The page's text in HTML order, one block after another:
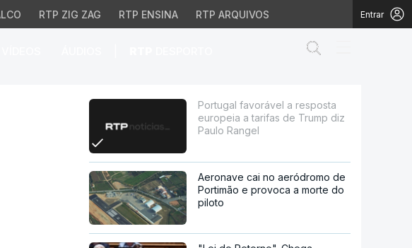
RTP ZIG ZAG RTP ENSINA RTP ARQUIVOS Entrar
a tarifas de Trump diz
Portugal favorável a resposta
europeia a tarifas de Trump diz
Paulo Rangel
Aeronave cai no aeródromo de
Portimão e provoca a morte do
piloto